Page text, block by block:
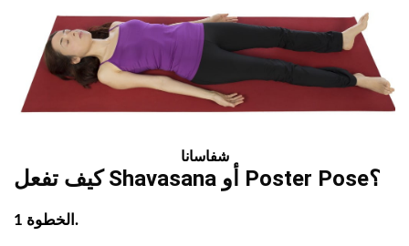
شفاسانا
كيف تفعل Shavasana أو Poster Pose؟
الخطوة 1.